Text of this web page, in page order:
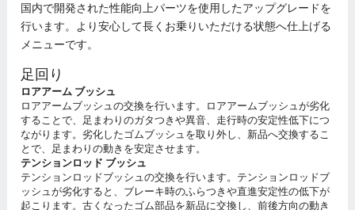
国内で開発された性能向上パーツを使用したアップグレードを
行います。より安心して長くお乗りいただける状態へ仕上げる
メニューです。
足回り
ロアアーム ブッシュ
ロアアームブッシュの交換を行います。ロアアームブッシュが劣化
することで、足まわりのガタつきや異音、走行時の安定性低下につ
ながります。劣化したゴムブッシュを取り外し、新品へ交換するこ
とで、足まわりの動きを安定させます。
テンションロッド ブッシュ
テンションロッドブッシュの交換を行います。テンションロッドブ
ッシュが劣化すると、ブレーキ時のふらつきや直進安定性の低下が
起こります。古くなったゴム部品を新品に交換し、前後方向の動き